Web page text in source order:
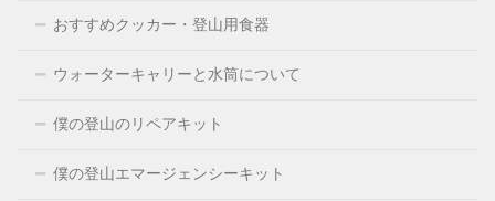
おすすめクッカー・登山用食器
ウォーターキャリーと水筒について
僕の登山のリペアキット
僕の登山エマージェンシーキット